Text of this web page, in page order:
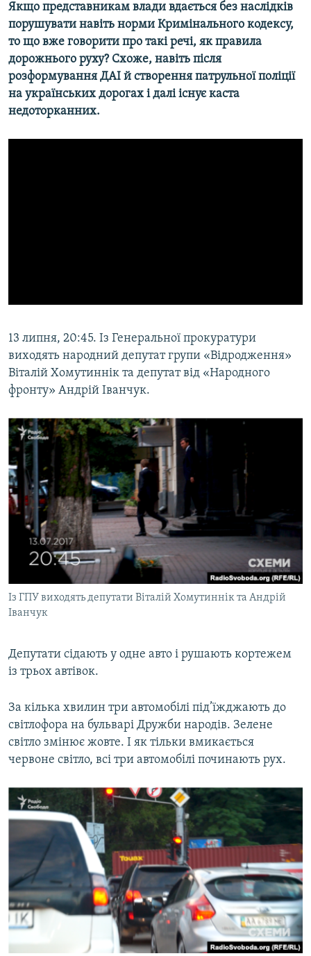
Усі сайти RFE/RL
Якщо представникам влади вдається без наслідків
порушувати навіть норми Кримінального кодексу,
то що вже говорити про такі речі, як правила
дорожнього руху? Схоже, навіть після
розформування ДАІ й створення патрульної поліції
на українських дорогах і далі існує каста
недоторканних.
13 липня, 20:45. Із Генеральної прокуратури
виходять народний депутат групи «Відродження»
Віталій Хомутиннік та депутат від «Народного
фронту» Андрій Іванчук.
Із ГПУ виходять депутати Віталій Хомутиннік та Андрій
Іванчук
Депутати сідають у одне авто і рушають кортежем
із трьох автівок.
За кілька хвилин три автомобілі під’їжджають до
світлофора на бульварі Дружби народів. Зелене
світло змінює жовте. І як тільки вмикається
червоне світло, всі три автомобілі починають рух.